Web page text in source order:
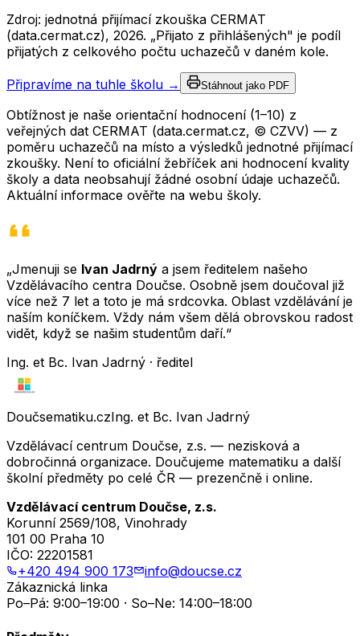
Zdroj: jednotná přijímací zkouška CERMAT
(data.cermat.cz), 2026. „Přijato z přihlášených" je podíl
přijatých z celkového počtu uchazečů v daném kole.
Připravíme na tuhle školu → Stáhnout jako PDF
Obtížnost je naše orientační hodnocení (1–10) z
veřejných dat CERMAT (data.cermat.cz, © CZVV) — z
poměru uchazečů na místo a výsledků jednotné přijímací
zkoušky. Není to oficiální žebříček ani hodnocení kvality
školy a data neobsahují žádné osobní údaje uchazečů.
Aktuální informace ověřte na webu školy.
„Jmenuji se Ivan Jadrný a jsem ředitelem našeho
Vzdělávacího centra Doučse. Osobně jsem doučoval již
více než 7 let a toto je má srdcovka. Oblast vzdělávání je
naším koníčkem. Vždy nám všem dělá obrovskou radost
vidět, když se našim studentům daří.“
Ing. et Bc. Ivan Jadrný · ředitel
Doučsematiku.czIng. et Bc. Ivan Jadrný
Vzdělávací centrum Doučse, z.s. — nezisková a
dobročinná organizace. Doučujeme matematiku a další
školní předměty po celé ČR — prezenčně i online.
Vzdělávací centrum Doučse, z.s.
Korunní 2569/108, Vinohrady
101 00 Praha 10
IČO: 22201581
+420 494 900 173
info@doucse.cz
Zákaznická linka
Po–Pá: 9:00–19:00 · So–Ne: 14:00–18:00